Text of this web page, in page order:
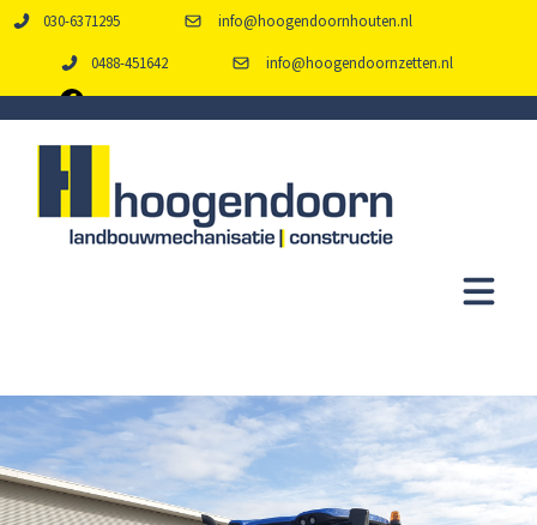
030-6371295 info@hoogendoornhouten.nl
0488-451642 info@hoogendoornzetten.nl